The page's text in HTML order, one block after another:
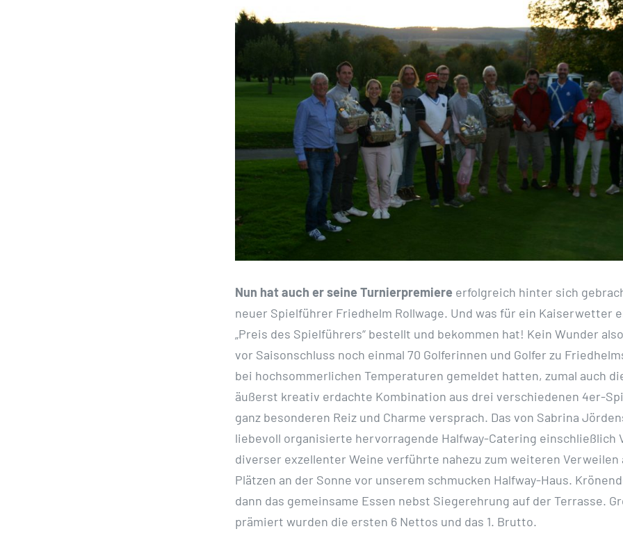
Nun hat auch er seine Turnierpremiere erfolgreich hinter sich
neuer Spielführer Friedhelm Rollwage. Und was für ein Kaiserwetter
„Preis des Spielführers“ bestellt und bekommen hat! Kein Wunder
vor Saisonschluss noch einmal 70 Golferinnen und Golfer zu
bei hochsommerlichen Temperaturen gemeldet hatten, zumal auch
äußerst kreativ erdachte Kombination aus drei verschiedenen 4er-
ganz besonderen Reiz und Charme versprach. Das von Sabrina
liebevoll organisierte hervorragende Halfway-Catering einschließlich
diverser exzellenter Weine verführte nahezu zum weiteren Verweilen
Plätzen an der Sonne vor unserem schmucken Halfway-Haus.
dann das gemeinsame Essen nebst Siegerehrung auf der Terrasse.
prämiert wurden die ersten 6 Nettos und das 1. Brutto.